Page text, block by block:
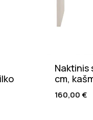
Naktinis
cm,
160,00€